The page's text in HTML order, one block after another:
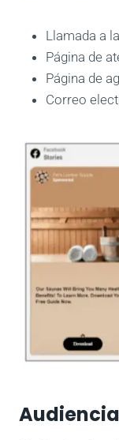
Llamada a
Página de
Página de
Correo